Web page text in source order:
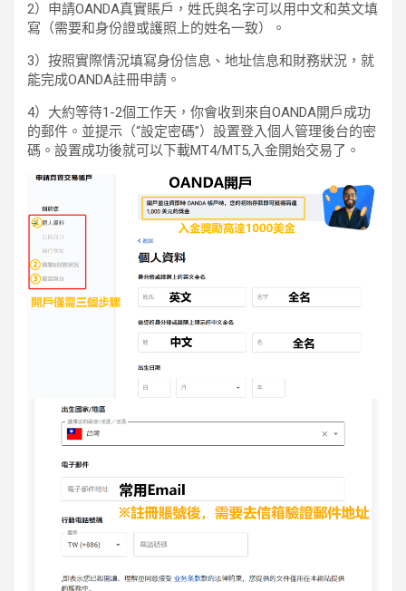
2）申請OANDA真實賬戶，姓氏與名字可以用中文和英文填
寫（需要和身份證或護照上的姓名一致）。
3）按照實際情況填寫身份信息、地址信息和財務狀況，就
能完成OANDA註冊申請。
4）大約等待1-2個工作天，你會收到來自OANDA開戶成功
的郵件。並提示（“設定密碼”）設置登入個人管理後台的密
碼。設置成功後就可以下載MT4/MT5,入金開始交易了。